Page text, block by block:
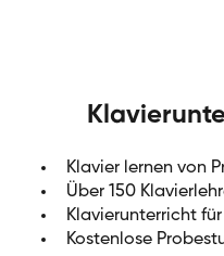
Klavier lernen von
Über 150
Klavierunterricht
Kostenlose